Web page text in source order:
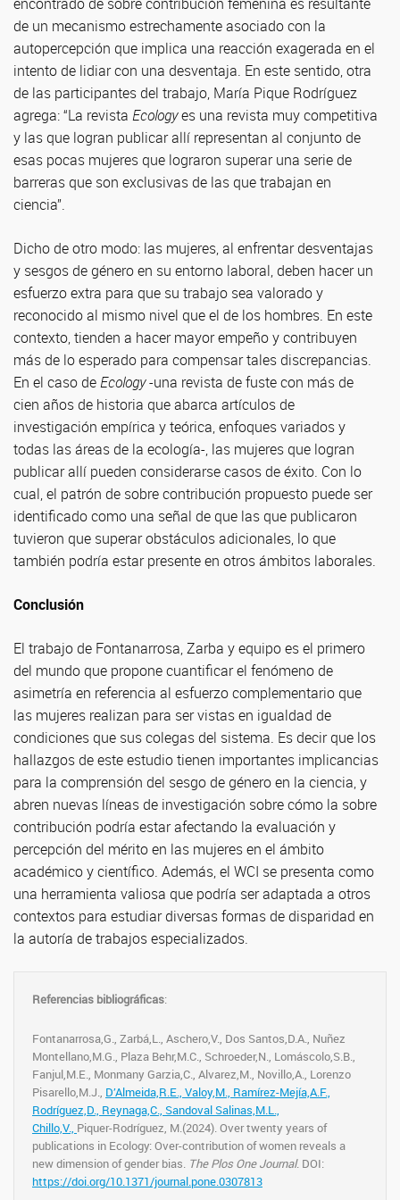
de un mecanismo estrechamente asociado con la
autopercepción que implica una reacción exagerada en el
intento de lidiar con una desventaja. En este sentido, otra
de las participantes del trabajo, María Pique Rodríguez
agrega: “La revista Ecologyes una revista muy competitiva
y las que logran publicar allí representan al conjunto de
esas pocas mujeres que lograron superar una serie de
barreras que son exclusivas de las que trabajan en
ciencia”.
Dicho de otro modo: las mujeres, al enfrentar desventajas
y sesgos de género en su entorno laboral, deben hacer un
esfuerzo extra para que su trabajo sea valorado y
reconocido al mismo nivel que el de los hombres. En este
contexto, tienden a hacer mayor empeño y contribuyen
más de lo esperado para compensar tales discrepancias.
En el caso deEcology-una revista de fuste con más de
cien años de historia que abarca artículos de
investigación empírica y teórica, enfoques variados y
todas las áreas de la ecología-, las mujeres que logran
publicar allí pueden considerarse casos de éxito. Con lo
cual, el patrón de sobre contribución propuesto puede ser
identificado como una señal de que las que publicaron
tuvieron que superar obstáculos adicionales, lo que
también podría estar presente en otros ámbitos laborales.
Conclusión
El trabajo de Fontanarrosa, Zarba y equipo es el primero
del mundo que propone cuantificar el fenómeno de
asimetría en referencia al esfuerzo complementario que
las mujeres realizan para ser vistas en igualdad de
condiciones que sus colegas del sistema. Es decir que los
hallazgos de este estudio tienen importantes implicancias
para la comprensión del sesgo de género en la ciencia, y
abren nuevas líneas de investigación sobre cómo la sobre
contribución podría estar afectando la evaluación y
percepción del mérito en las mujeres en el ámbito
académico y científico. Además, el WCI se presenta como
una herramienta valiosa que podría ser adaptada a otros
contextos para estudiar diversas formas de disparidad en
la autoría de trabajos especializados.
Referencias bibliográficas:
Fontanarrosa,G., Zarbá,L., Aschero,V., Dos Santos,D.A., Nuñez
Montellano,M.G., Plaza Behr,M.C., Schroeder,N., Lomáscolo,S.B.,
Fanjul,M.E., Monmany Garzia,C., Alvarez,M., Novillo,A., Lorenzo
Pisarello,M.J., D’Almeida,R.E., Valoy,M., Ramírez-Mejía,A.F.,
Rodríguez,D., Reynaga,C., Sandoval Salinas,M.L.,
Chillo,V., Piquer-Rodríguez, M.(2024). Over twenty years of
publications in Ecology: Over-contribution of women reveals a
new dimension of gender bias. The Plos One Journal. DOI:
https://doi.org/10.1371/journal.pone.0307813